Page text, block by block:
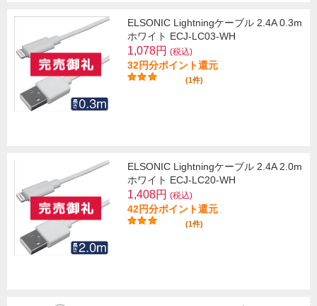
ELSONIC Lightningケーブル 2.4A 0.3m
ホワイト ECJ-LC03-WH
1,078円 (税込)
32円分ポイント還元
(1件)
ELSONIC Lightningケーブル 2.4A 2.0m
ホワイト ECJ-LC20-WH
1,408円 (税込)
42円分ポイント還元
(1件)